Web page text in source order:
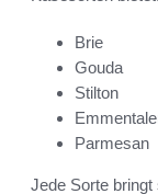
Brie
Gouda
Stilton
Parmesan
Jede Sorte